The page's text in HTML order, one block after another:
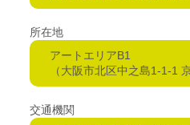
所在地
アートエリアB1
（大阪市北区中之島1-1-1
交通機関